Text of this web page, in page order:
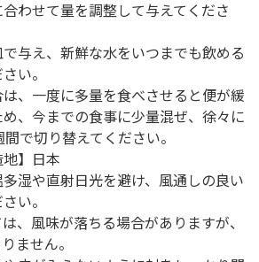
わせて量を調整して与えてくださ
与え、新鮮な水をいつまでも飲める
い。
は、一度に多量を食べさせると便が緩
、今までの食事に少量混ぜ、徐々に
で切り替えてください。
地】日本
多湿や直射日光を避け、風通しの良い
い。
、風味が落ちる場合がありますが、
ません。